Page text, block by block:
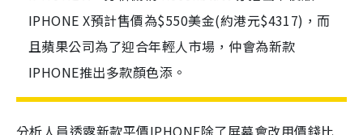
IPHONE X預計售價為$550美金(約港元$4317)，而
且蘋果公司為了迎合年輕人市場，仲會為新款
IPHONE推出多款顏色添。
分析人員透露新款平價IPHONE除了屏幕會改用價錢比